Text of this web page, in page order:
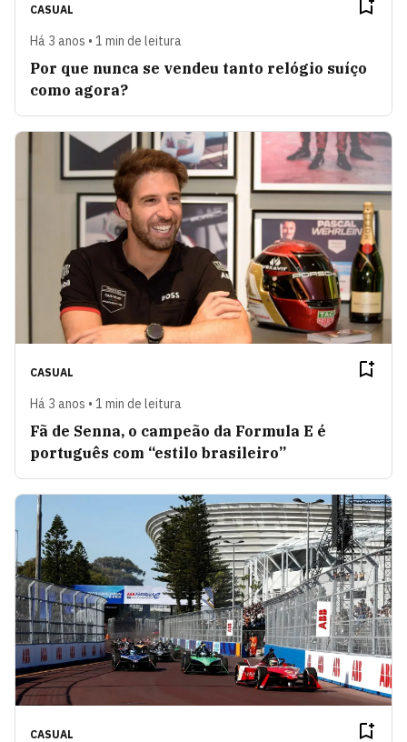
CASUAL
Há 3 anos • 1 min de leitura
Por que nunca se vendeu tanto relógio suíço
como agora?
CASUAL
Há 3 anos • 1 min de leitura
Fã de Senna, o campeão da Formula E é
português com “estilo brasileiro”
CASUAL